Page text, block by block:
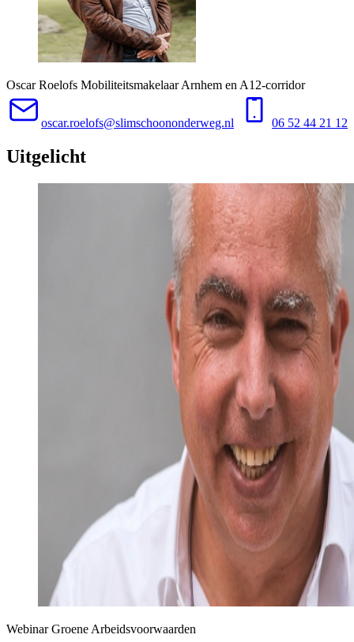
Oscar Roelofs Mobiliteitsmakelaar Arnhem en A12-corridor
oscar.roelofs@slimschoononderweg.nl 06 52 44 21 12
Uitgelicht
Webinar Groene Arbeidsvoorwaarden